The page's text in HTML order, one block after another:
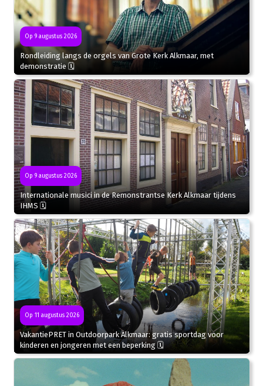
Op 9 augustus 2026
Rondleiding langs de orgels van Grote Kerk Alkmaar, met
demonstratie 🗓
Op 9 augustus 2026
Internationale musici in de Remonstrantse Kerk Alkmaar tijdens
IHMS 🗓
Op 11 augustus 2026
VakantiePRET in Outdoorpark Alkmaar: gratis sportdag voor
kinderen en jongeren met een beperking 🗓